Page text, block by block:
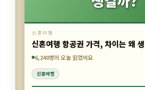
6,465명이 오늘 읽었어요
신혼여행
신혼여행 항공권 가격, 차이는 왜 생길까?
6,240명이 오늘 읽었어요
신혼여행
5,197명이 오늘 읽었어요
이전